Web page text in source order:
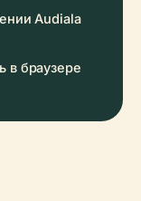
Audiala
в браузере